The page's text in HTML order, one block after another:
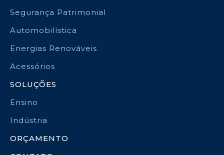
Segurança Patrimonial
Automobilística
Energias Renováveis
Acessórios
SOLUÇÕES
Ensino
Indústria
ORÇAMENTO